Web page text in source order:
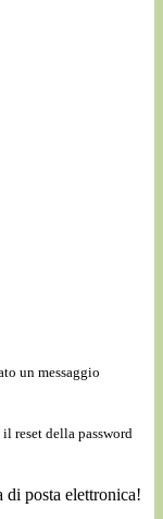
un messaggio
reset della password
di posta elettronica!